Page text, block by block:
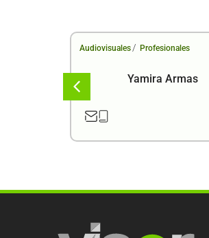
Audiovisuales / Profesionales
Yamira Armas